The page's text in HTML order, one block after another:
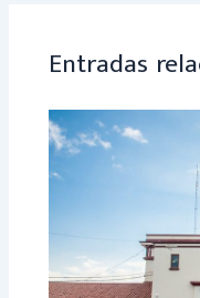
Entradas